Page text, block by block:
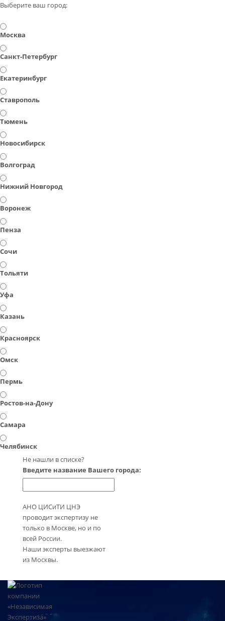
Выберите ваш город:
Москва
Санкт-Петербург
Екатеринбург
Ставрополь
Тюмень
Новосибирск
Волгоград
Нижний Новгород
Воронеж
Пенза
Сочи
Тольяти
Уфа
Казань
Красноярск
Омск
Пермь
Ростов-на-Дону
Самара
Челябинск
Не нашли в списке?
Введите название Вашего города:
АНО ЦИСиТИ ЦНЭ
проводит экспертизу не
только в Москве, но и по
всей России.
Наши эксперты выезжают
из Москвы.